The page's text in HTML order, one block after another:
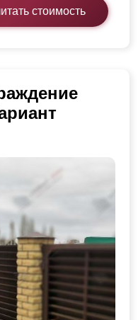
стоимость